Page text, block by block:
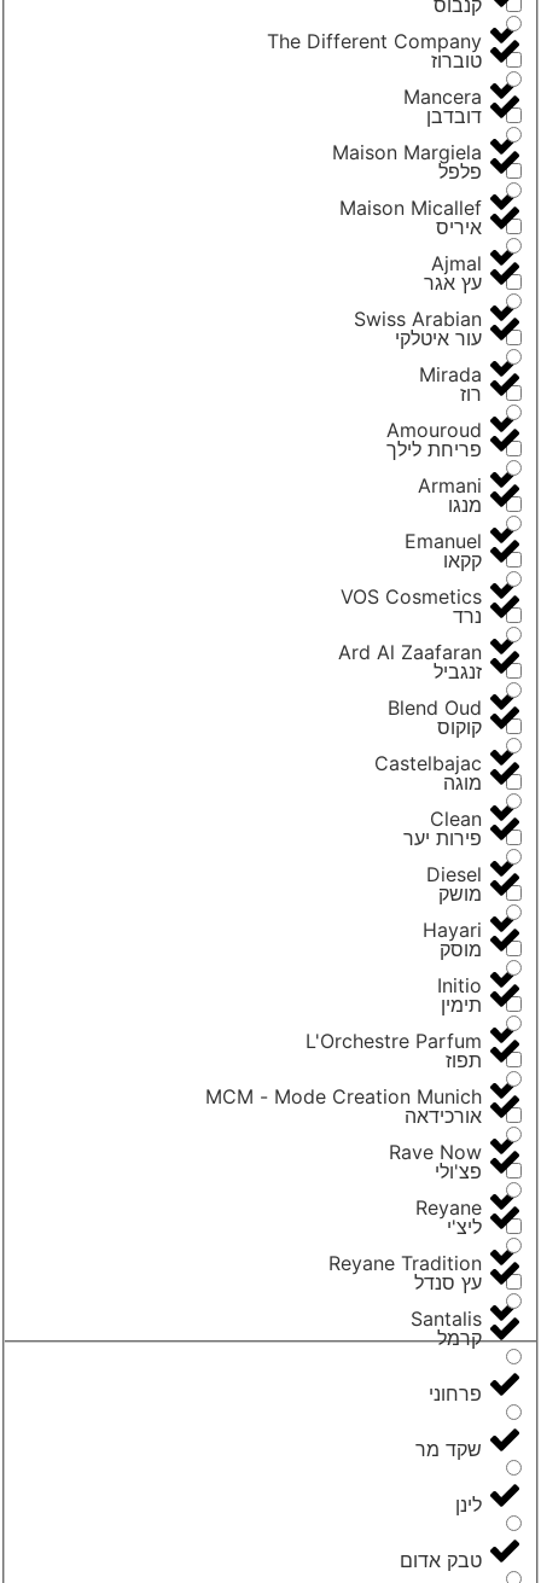
The Different Company
Mancera
Maison Margiela
Maison Micallef
Ajmal
Swiss Arabian
Mirada
Amouroud
Armani
Emanuel
VOS Cosmetics
Ard Al Zaafaran
Blend Oud
Castelbajac
Clean
Diesel
Hayari
Initio
L'Orchestre Parfum
MCM - Mode Creation Munich
Rave Now
Reyane
Reyane Tradition
Santalis
טוברוז
דובדבן
פלפל
איריס
עץ אגר
עור איטלקי
רוז
פריחת לילך
מנגו
קקאו
נרד
זנגביל
קוקוס
מוגה
פירות יער
מושק
מוסק
תימין
תפוז
אורכידאה
פצ'ולי
ליצ'י
עץ סנדל
קרמל
פרחוני
שקד מר
לינן
טבק אדום